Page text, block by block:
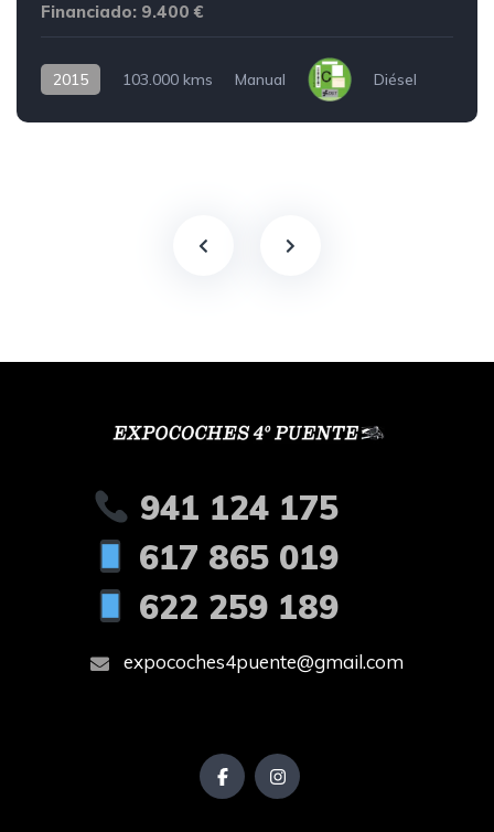
Financiado: 9.400 €
2015 103.000 kms Manual Diésel
941 124 175
617 865 019
622 259 189
expocoches4puente@gmail.com